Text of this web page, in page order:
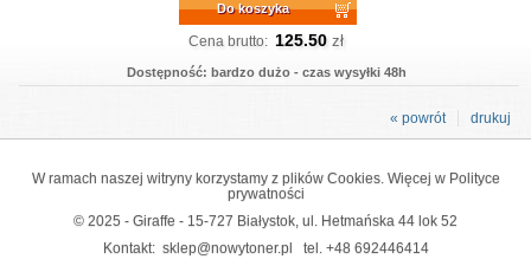
Do koszyka
Cena brutto: 125.50 zł
Dostępność: bardzo dużo - czas wysyłki 48h
drukuj
« powrót
W ramach naszej witryny korzystamy z plików Cookies. Więcej w Polityce
prywatności
© 2025 - Giraffe - 15-727 Białystok, ul. Hetmańska 44 lok 52
Kontakt: sklep@nowytoner.pl tel. +48 692446414